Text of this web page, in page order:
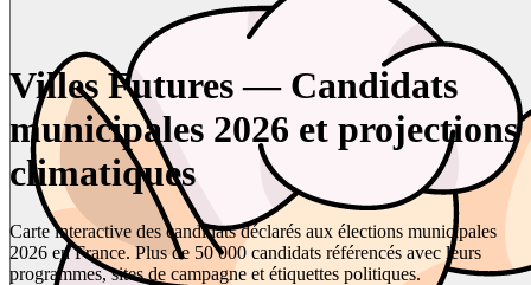
Villes Futures — Candidats
municipales 2026 et projections
climatiques
Carte interactive des candidats déclarés aux élections municipales
2026 en France. Plus de 50 000 candidats référencés avec leurs
programmes, sites de campagne et étiquettes politiques.